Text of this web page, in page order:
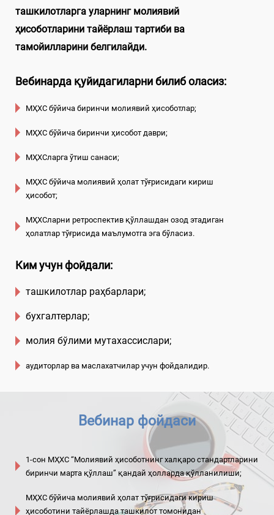
ташкилотларга уларнинг молиявий
ҳисоботларини тайёрлаш тартиби ва
тамойилларини белгилайди.
Вебинарда қуйидагиларни билиб оласиз:
МҲХС бўйича биринчи молиявий ҳисоботлар;
МҲХС бўйича биринчи ҳисобот даври;
МҲХСларга ўтиш санаси;
МҲХС бўйича молиявий ҳолат тўғрисидаги кириш
ҳисобот;
МҲХСларни ретроспектив қўллашдан озод этадиган
ҳолатлар тўғрисида маълумотга эга бўласиз.
Ким учун фойдали:
ташкилотлар раҳбарлари;
бухгалтерлар;
молия бўлими мутахассислари;
аудиторлар ва маслахатчилар учун фойдалидир.
Вебинар фойдаси
1-сон МҲХС “Молиявий ҳисоботнинг халқаро стандартларини
биринчи марта қўллаш” қандай ҳолларда қўлланилиши;
МҲХС бўйича молиявий ҳолат тўғрисидаги кириш
ҳисоботини тайёрлашда ташкилот томонидан